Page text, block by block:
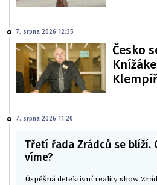
7. srpna 2026 12:35
Česko
7. srpna 2026 11:20
Třetí řada Zrádců se blíží.
víme?
Úspěšná detektivní reality show